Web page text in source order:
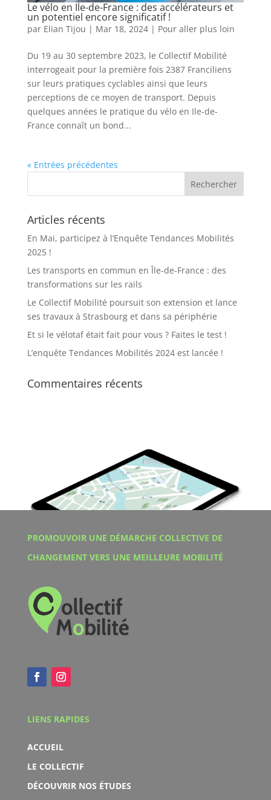
Le vélo en Ile-de-France : des accélérateurs et
un potentiel encore significatif !
par Elian Tijou | Mar 18, 2024| Pour aller plus loin
Du 19 au 30 septembre 2023, le Collectif Mobilité
interrogeait pour la première fois 2387 Franciliens
sur leurs pratiques cyclables ainsi que leurs
perceptions de ce moyen de transport. Depuis
quelques années le pratique du vélo en Ile-de-
France connaît un bond...
« Entrées précédentes
Articles récents
En Mai, participez à l’Enquête Tendances Mobilités
2025 !
Les transports en commun en Île-de-France : des
transformations sur les rails
Le Collectif Mobilité poursuit son extension et lance
ses travaux à Strasbourg et dans sa périphérie
Et si le vélotaf était fait pour vous ? Faites le test !
L’enquête Tendances Mobilités 2024 est lancée !
Commentaires récents
PROMOUVOIR UNE DÉMARCHE COLLECTIVE DE
CHANGEMENT VERS UNE MEILLEURE MOBILITÉ
LIENS RAPIDES
ACCUEIL
LE COLLECTIF
DÉCOUVRIR NOS ÉTUDES